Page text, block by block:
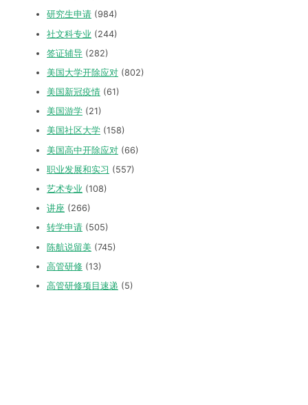
研究生申请 (984)
社文科专业 (244)
签证辅导 (282)
美国大学开除应对 (802)
美国新冠疫情 (61)
美国游学 (21)
美国社区大学 (158)
美国高中开除应对 (66)
职业发展和实习 (557)
艺术专业 (108)
讲座 (266)
转学申请 (505)
陈航说留美 (745)
高管研修 (13)
高管研修项目速递 (5)